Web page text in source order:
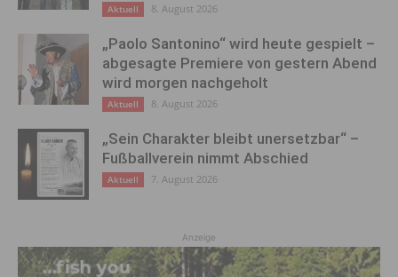
Aktuell 8. August 2026
„Paolo Santonino“ wird heute gespielt –
abgesagte Premiere von gestern Abend
wird morgen nachgeholt
Aktuell 8. August 2026
„Sein Charakter bleibt unersetzbar“ –
Fußballverein nimmt Abschied
Aktuell 7. August 2026
Anzeige